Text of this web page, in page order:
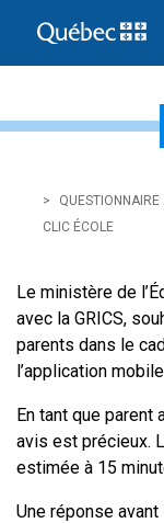
CLIC ÉCOLE
Le ministère de
avec la GRICS,
parents dans le
l’application
En tant que parent
avis est précieux.
estimée à 15
Une réponse avant